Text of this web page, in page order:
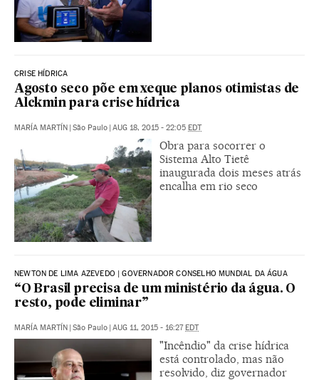
CRISE HÍDRICA
Agosto seco põe em xeque planos otimistas de
Alckmin para crise hídrica
MARÍA MARTÍN | São Paulo | AUG 18, 2015 - 22:05 EDT
Obra para socorrer o
Sistema Alto Tietê
inaugurada dois meses atrás
encalha em rio seco
NEWTON DE LIMA AZEVEDO | GOVERNADOR CONSELHO MUNDIAL DA ÁGUA
“O Brasil precisa de um ministério da água. O
resto, pode eliminar”
MARÍA MARTÍN | São Paulo | AUG 11, 2015 - 16:27EDT
"Incêndio" da crise hídrica
está controlado, mas não
resolvido, diz governador